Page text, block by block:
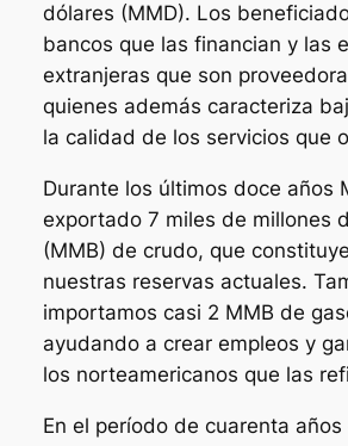
dólares (MMD). Los
bancos que las financian y las
extranjeras que son
quienes además caracteriza
la calidad de los servicios que
Durante los últimos doce años
exportado 7 miles de millones
(MMB) de crudo, que
nuestras reservas actuales.
importamos casi 2 MMB de
ayudando a crear empleos y
los norteamericanos que las
En el período de cuarenta